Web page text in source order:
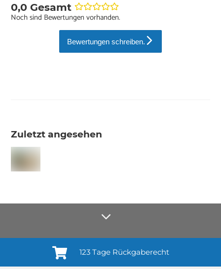
0,0 Gesamt
Noch sind Bewertungen vorhanden.
Bewertungen schreiben.
Zuletzt angesehen
Anmelden¹
123 Tage Rückgaberecht